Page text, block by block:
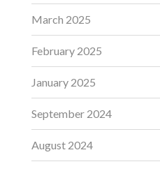
March 2025
February 2025
January 2025
September 2024
August 2024